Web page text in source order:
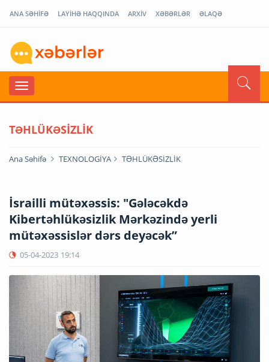
ANA SƏHİFƏ LAYİHƏ HAQQINDA ARXİV XƏBƏRLƏR ƏLAQƏ
TƏHLÜKƏSİZLİK
Ana Səhifə TEXNOLOGİYA TƏHLÜKƏSİZLİK
İsrailli mütəxəssis: "Gələcəkdə
Kibertəhlükəsizlik Mərkəzində yerli
mütəxəssislər dərs deyəcək”
05-04-2023 19:14